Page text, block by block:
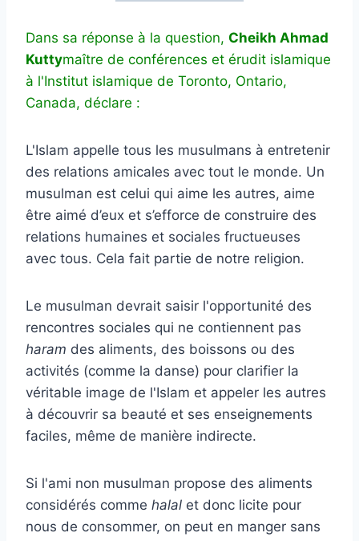
Dans sa réponse à la question, Cheikh Ahmad
Kuttymaître de conférences et érudit islamique
à l'Institut islamique de Toronto, Ontario,
Canada, déclare :
L'Islam appelle tous les musulmans à entretenir
des relations amicales avec tout le monde. Un
musulman est celui qui aime les autres, aime
être aimé d’eux et s’efforce de construire des
relations humaines et sociales fructueuses
avec tous. Cela fait partie de notre religion.
Le musulman devrait saisir l'opportunité des
rencontres sociales qui ne contiennent pas
haram des aliments, des boissons ou des
activités (comme la danse) pour clarifier la
véritable image de l'Islam et appeler les autres
à découvrir sa beauté et ses enseignements
faciles, même de manière indirecte.
Si l'ami non musulman propose des aliments
considérés comme halal et donc licite pour
nous de consommer, on peut en manger sans